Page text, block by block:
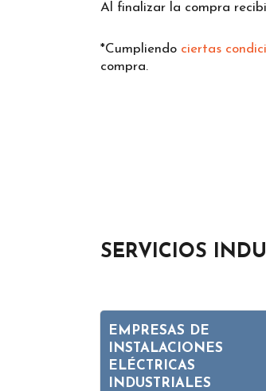
Al finalizar la compra
*Cumpliendo ciertas
compra.
SERVICIOS
EMPRESAS DE
INSTALACIONES
ELÉCTRICAS
INDUSTRIALES